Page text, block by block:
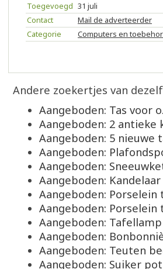
Toegevoegd 31 juli
Contact
Mail de adverteerder
Categorie
Computers en
Andere zoekertjes van
Aangeboden: Tas voor
Aangeboden: 2 antieke
Aangeboden: 5 nieuwe
Aangeboden:
Aangeboden:
Aangeboden:
Aangeboden: Porselein
Aangeboden:
Aangeboden:
Aangeboden:
Aangeboden: Teuten
Aangeboden: Suiker